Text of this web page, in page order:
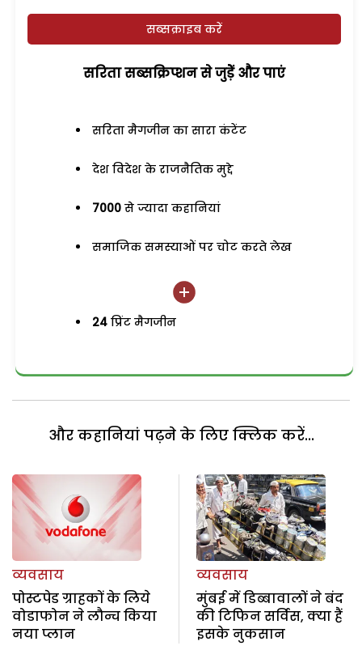
सब्सक्राइब करें
सरिता सब्सक्रिप्शन से जुड़ेें और पाएं
सरिता मैगजीन का सारा कंटेंट
देश विदेश के राजनैतिक मुद्दे
7000 से ज्यादा कहानियां
समाजिक समस्याओं पर चोट करते लेख
24 प्रिंट मैगजीन
और कहानियां पढ़ने के लिए क्लिक करें...
व्यवसाय
पोस्टपेड ग्राहकों के लिये
वोडाफोन ने लौन्च किया
नया प्लान
व्यवसाय
मुंबई में डिब्बावालों ने बंद
की टिफिन सर्विस, क्या हैं
इसके नुकसान